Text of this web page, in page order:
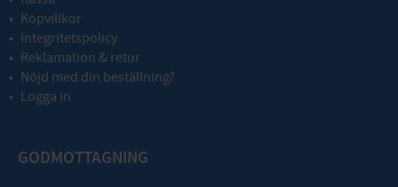
Köpvillkor
Integritetspolicy
Reklamation & retur
Nöjd med din beställning?
Logga in
GODMOTTAGNING